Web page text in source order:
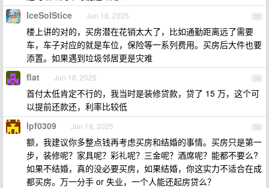
33
IceSolStice Jun 18, 2025
楼上讲的对的，买房潜在花销太大了，比如通勤距离远了需要
车，车子对应的就是车位，保险等一系列费用。买房后大件也要
添置。如果遇到垃圾邻居更是灾难
34
flat Jun 18, 2025
首付太低肯定不行的，我当时是装修贷款，贷了 15 万，这个可
以提前还款还，利率比较低
35
lpf0309 Jun 18, 2025
额，我建议你多整点钱再考虑买房和结婚的事情。买房只是第一
步，装修呢？家具呢？彩礼呢？三金呢？酒席呢？能都不要么?
如果不结婚，真的没必要买房，如果结婚，你这实力不适合在成
都买房。万一分手 or 失业，一个人能还起房贷么？